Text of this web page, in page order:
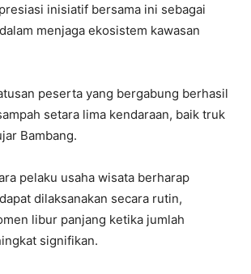
inisiatif bersama ini sebagai
menjaga ekosistem kawasan
peserta yang bergabung berhasil
setara lima kendaraan, baik truk
Bambang.
pelaku usaha wisata berharap
dilaksanakan secara rutin,
libur panjang ketika jumlah
signifikan.